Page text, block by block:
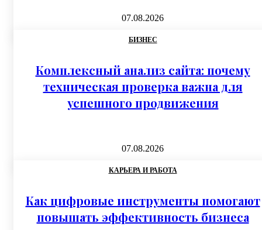
07.08.2026
БИЗНЕС
Комплексный анализ сайта: почему
техническая проверка важна для
успешного продвижения
07.08.2026
КАРЬЕРА И РАБОТА
Как цифровые инструменты помогают
повышать эффективность бизнеса